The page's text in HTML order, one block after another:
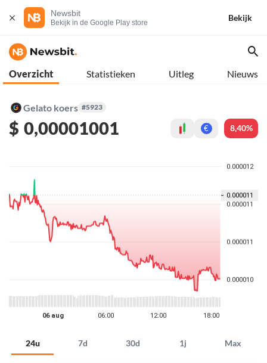
Newsbit
Bekijk in de Google Play store
Bekijk
Overzicht Statistieken Uitleg Nieuws
Gelato koers #5923
$ 0,00001001 € 8,40%
24u 7d 30d 1j Max